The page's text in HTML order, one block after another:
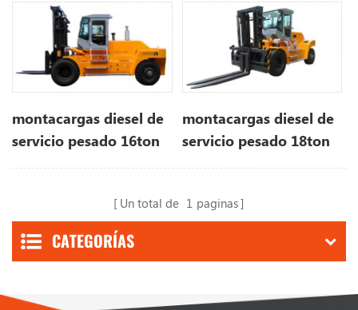
montacargas diesel de
servicio pesado 16ton
montacargas diesel de
servicio pesado 18ton
Un total de 1 paginas
CATEGORÍAS